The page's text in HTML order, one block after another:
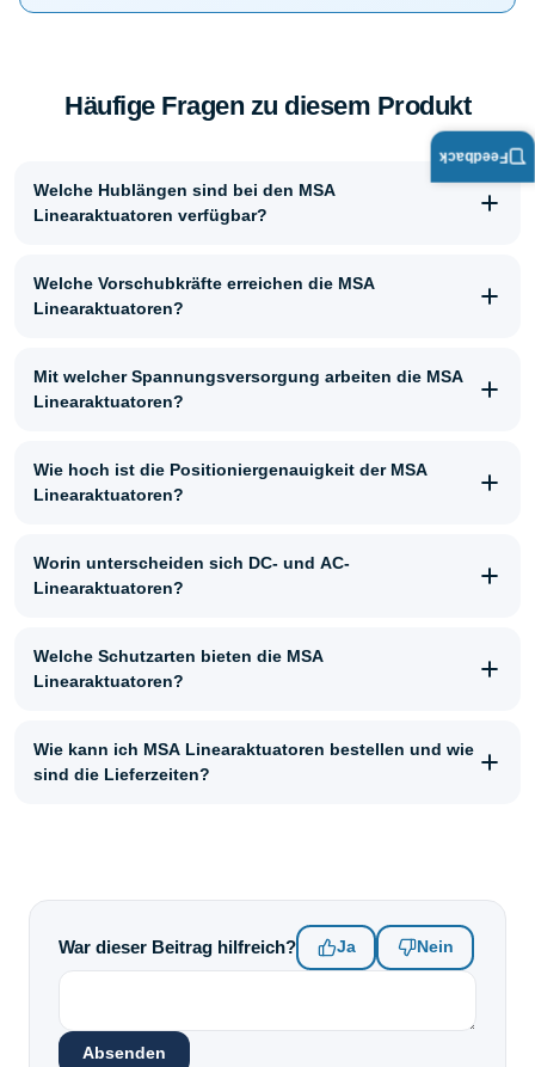
Häufige Fragen zu diesem Produkt
Welche Hublängen sind bei den MSA
Linearaktuatoren verfügbar?
Welche Vorschubkräfte erreichen die MSA
Linearaktuatoren?
Mit welcher Spannungsversorgung arbeiten die MSA
Linearaktuatoren?
Wie hoch ist die Positioniergenauigkeit der MSA
Linearaktuatoren?
Worin unterscheiden sich DC- und AC-
Linearaktuatoren?
Welche Schutzarten bieten die MSA
Linearaktuatoren?
Wie kann ich MSA Linearaktuatoren bestellen und wie
sind die Lieferzeiten?
War dieser Beitrag hilfreich? Ja Nein
Absenden
Feedback